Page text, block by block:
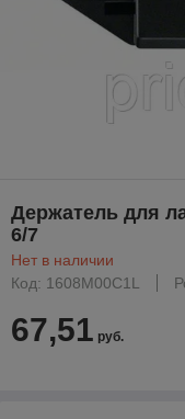
Держатель для
6/7
Нет в наличии
Код: 1608M00C1L
67,51 руб.